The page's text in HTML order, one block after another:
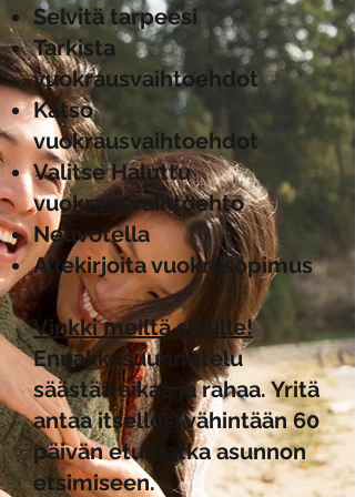
Selvitä tarpeesi
Tarkista
vuokrausvaihtoehdot
Katso
vuokrausvaihtoehdot
Valitse Haluttu
vuokrausvaihtoehto
Neuvotella
Allekirjoita vuokrasopimus
Vinkki meiltä sinulle!
Ennakkosuunnittelu
säästää aikaa ja rahaa. Yritä
antaa itsellesi vähintään 60
päivän etumatka asunnon
etsimiseen.